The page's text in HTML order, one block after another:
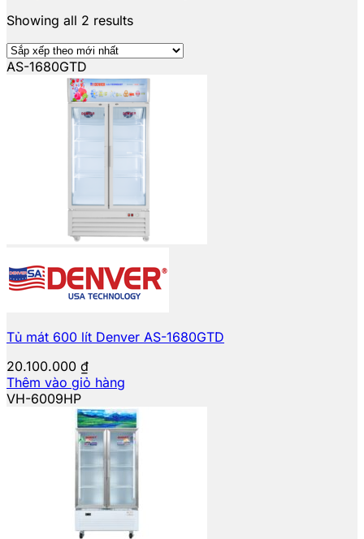
Showing all 2 results
AS-1680GTD
Tủ mát 600 lít Denver AS-1680GTD
20.100.000 ₫
Thêm vào giỏ hàng
VH-6009HP